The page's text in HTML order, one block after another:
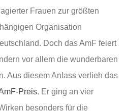
Frauen zur größten
Organisation
Doch das AmF feiert
vor allem die wunderbaren
Aus diesem Anlass verlieh das
Preis. Er ging an vier
besonders für die